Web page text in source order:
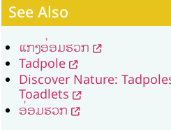
See Also
ແກງອ່ອມຮວກ
Tadpole
Discover Nature:
Toadlets
ອ່ອມຮວກ